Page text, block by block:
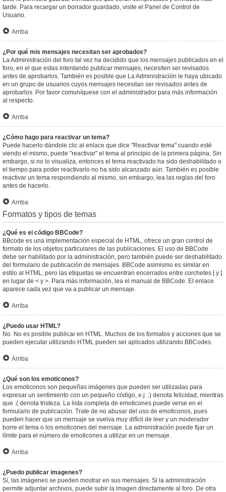
tarde. Para recargar un borrador guardado, visite el Panel de Control de
Usuario.
Arriba
¿Por qué mis mensajes necesitan ser aprobados?
La Administración del foro tal vez ha decidido que los mensajes publicados en el
foro, en el que estas intentando publicar mensajes, necesiten ser revisados
antes de aprobarlos. También es posible que La Administración le haya ubicado
en un grupo de usuarios cuyos mensajes necesitan ser revisados antes de
aprobarlos. Por favor comuníquese con el administrador para más información
al respecto.
Arriba
¿Cómo hago para reactivar un tema?
Puede hacerlo dándole clic al enlace que dice "Reactivar tema" cuando esté
viendo el mismo, puede "reactivar" el tema al principio de la primera página. Sin
embargo, si no lo visualiza, entonces el tema reactivado ha sido deshabilitado o
el tiempo para poder reactivarlo no ha sido alcanzado aún. También es posible
reactivar un tema respondiendo al mismo, sin embargo, lea las reglas del foro
antes de hacerlo.
Arriba
Formatos y tipos de temas
¿Qué es el código BBCode?
BBcode es una implementación especial de HTML, ofrece un gran control de
formato de los objetos particulares de las publicaciones. El uso de BBCode
debe ser habilitado por la administración, pero también puede ser deshabilitado
del formulario de publicación de mensajes. BBCode asimismo es similar en
estilo al HTML, pero las etiquetas se encuentran encerrados entre corchetes [ y ]
en lugar de < y >. Para más información, lea el manual de BBCode. El enlace
aparece cada vez que va a publicar un mensaje.
Arriba
¿Puedo usar HTML?
No. No es posible publicar en HTML. Muchos de los formatos y acciones que se
pueden ejecutar utilizando HTML pueden ser aplicados utilizando BBCodes.
Arriba
¿Qué son los emoticonos?
Los emoticonos son pequeñas imágenes que pueden ser utilizadas para
expresar un sentimiento con un pequeño código, e.j. :) denota felicidad, mientras
que :( denota tristeza. La lista completa de emoticones puede verse en el
formulario de publicación. Trate de no abusar del uso de emoticonos, pues
pueden hacer que un mensaje se vuelva muy difícil de leer y un moderador
borre el tema o los emoticones del mensaje. La administración puede fijar un
límite para el número de emoticones a utilizar en un mensaje.
Arriba
¿Puedo publicar imagenes?
Sí, las imágenes se pueden mostrar en sus mensajes. Si la administración
permite adjuntar archivos, puede subir la imagen directamente al foro. De otra